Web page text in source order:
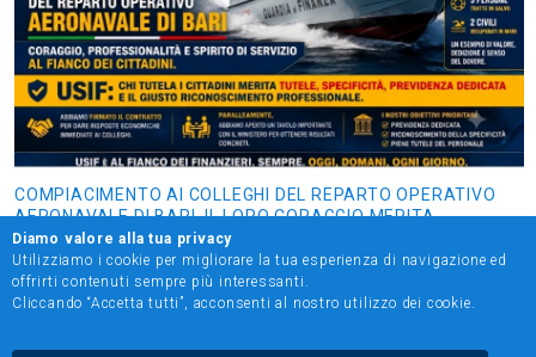
Diamo valore alla tua privacy
Utilizziamo i cookie per migliorare la tua esperienza di navigazione ed
offrirti contenuti sempre più interessanti.
Cliccando “Accetta tutti”, acconsenti al nostro utilizzo dei cookie.
COMPIACIMENTO AI COLLEGHI DEL REPARTO OPERATIVO
AERONAVALE DI BARI. IL LORO CORAGGIO MERITA
RISPOSTE CONCRETE SU TUTELE, SPECIFICITÀ E
PREVIDENZA DEDICATA